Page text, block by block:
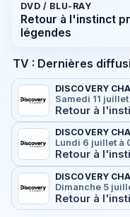
DVD / BLU-RAY
Retour à l'instinct
légendes
TV : Dernières
DISCOVERY
Samedi 11 juillet
DISCOVERY
Lundi 6 juillet à
DISCOVERY
Dimanche 5